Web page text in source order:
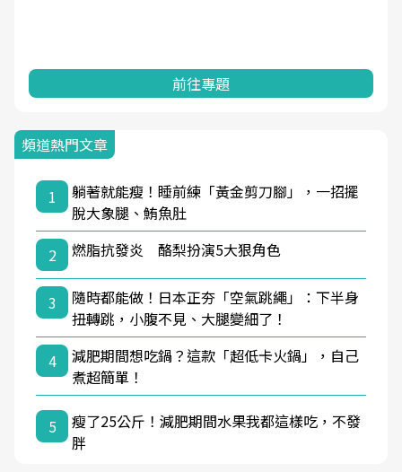
前往專題
頻道熱門文章
1
躺著就能瘦！睡前練「黃金剪刀腳」，一招擺
脫大象腿、鮪魚肚
2
燃脂抗發炎 酪梨扮演5大狠角色
3
隨時都能做！日本正夯「空氣跳繩」：下半身
扭轉跳，小腹不見、大腿變細了！
4
減肥期間想吃鍋？這款「超低卡火鍋」，自己
煮超簡單！
5
瘦了25公斤！減肥期間水果我都這樣吃，不發
胖